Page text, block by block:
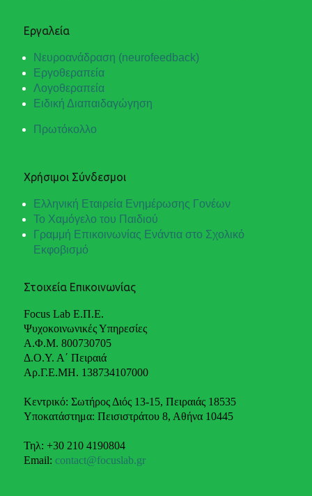
Εργαλεία
Νευροανάδραση (neurofeedback)
Εργοθεραπεία
Λογοθεραπεία
Ειδική Διαπαιδαγώγηση
Πρωτόκολλο
Χρήσιμοι Σύνδεσμοι
Ελληνική Εταιρεία Ενημέρωσης Γονέων
Το Χαμόγελο του Παιδιού
Γραμμή Επικοινωνίας Ενάντια στο Σχολικό
Εκφοβισμό
Στοιχεία Επικοινωνίας
Focus Lab Ε.Π.Ε.
Ψυχοκοινωνικές Υπηρεσίες
Α.Φ.Μ. 800730705
Δ.Ο.Υ. Α΄ Πειραιά
Αρ.Γ.Ε.ΜΗ. 138734107000
Κεντρικό: Σωτήρος Διός 13-15, Πειραιάς 18535
Υποκατάστημα: Πεισιστράτου 8, Αθήνα 10445
Τηλ: +30 210 4190804
Email: contact@focuslab.gr